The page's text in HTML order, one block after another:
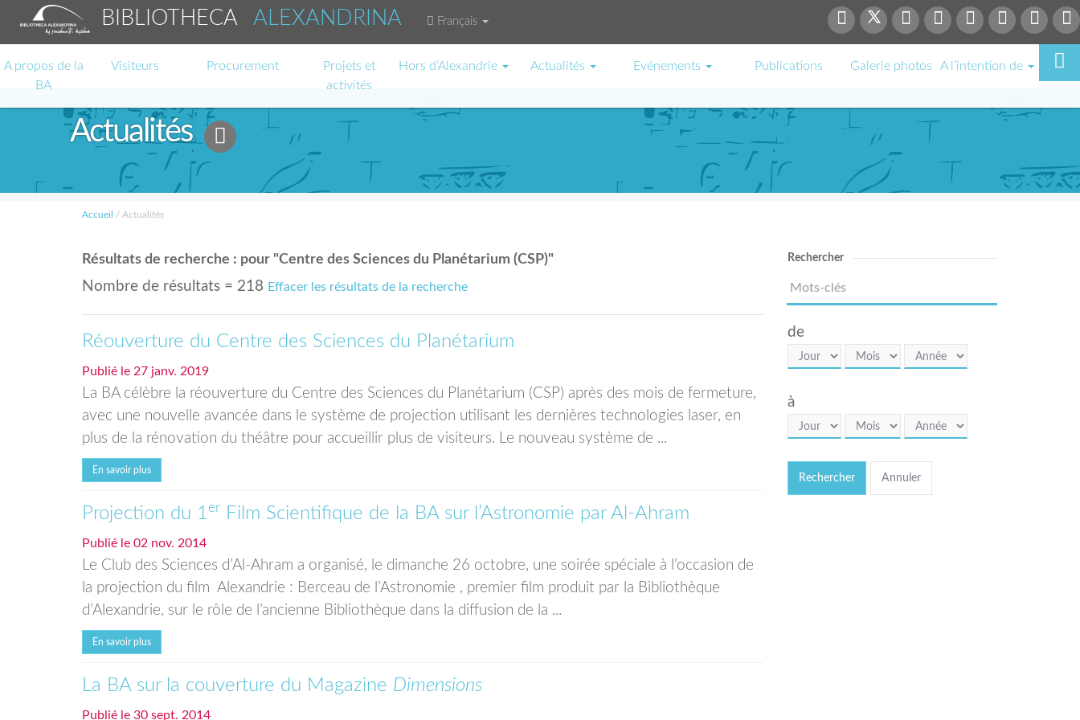
BIBLIOTHECA ALEXANDRINA Français
A propos de la
BA
Visiteurs Procurement
Projets et
activités
Hors d’Alexandrie Actualités Evénements Publications Galerie photos A l’intention de
Actualités
Accueil / Actualités
Résultats de recherche : pour "Centre des Sciences du Planétarium (CSP)"
Nombre de résultats = 218 Effacer les résultats de la recherche
Réouverture du Centre des Sciences du Planétarium
Publié le 27 janv. 2019
La BA célèbre la réouverture du Centre des Sciences du Planétarium (CSP) après des mois de fermeture,
avec une nouvelle avancée dans le système de projection utilisant les dernières technologies laser, en
plus de la rénovation du théâtre pour accueillir plus de visiteurs. Le nouveau système de ...
En savoir plus
Projection du 1er Film Scientifique de la BA sur l’Astronomie par Al-Ahram
Publié le 02 nov. 2014
Le Club des Sciences d’Al-Ahram a organisé, le dimanche 26 octobre, une soirée spéciale à l’occasion de
la projection du film Alexandrie : Berceau de l’Astronomie , premier film produit par la Bibliothèque
d’Alexandrie, sur le rôle de l’ancienne Bibliothèque dans la diffusion de la ...
En savoir plus
La BA sur la couverture du Magazine Dimensions
Publié le 30 sept. 2014
Rechercher
de
à
Rechercher